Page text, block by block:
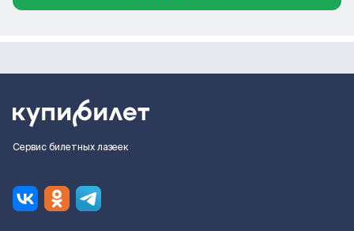
Сервис билетных лазеек